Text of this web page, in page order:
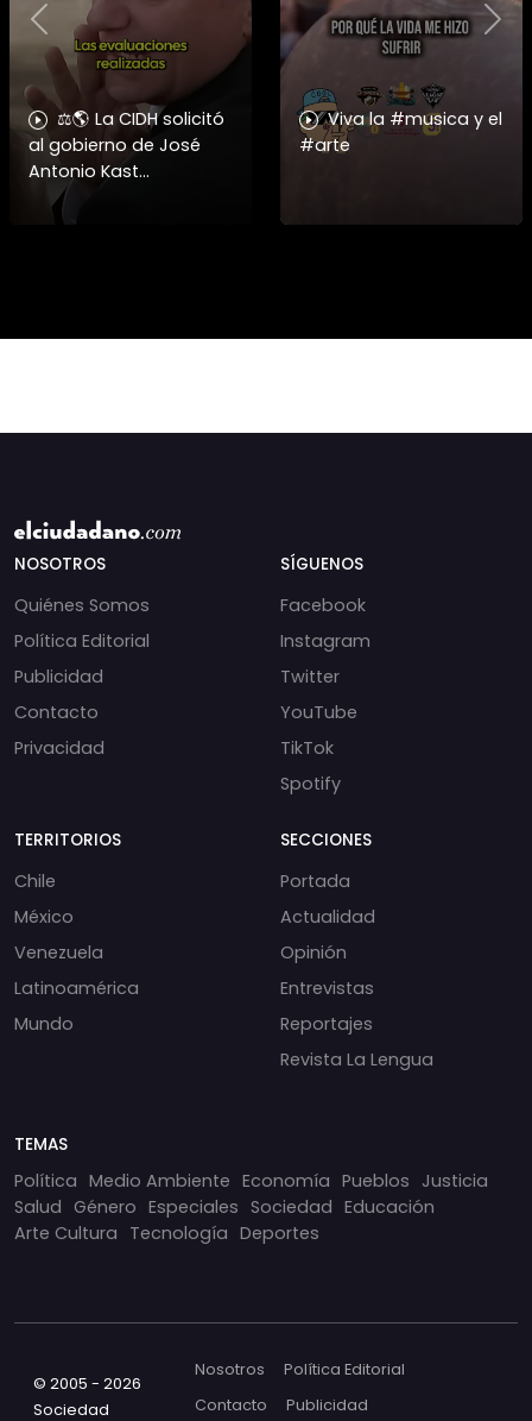
⚖️🌎 La CIDH solicitó
al gobierno de José
Antonio Kast
información detallada
sobre cambios
Viva la #musica y el
#arte
Previous
NOSOTROS
Quiénes Somos
Política Editorial
Publicidad
Contacto
Privacidad
SÍGUENOS
Facebook
Instagram
Twitter
YouTube
TikTok
Spotify
TERRITORIOS
Chile
México
Venezuela
Latinoamérica
Mundo
SECCIONES
Portada
Actualidad
Opinión
Entrevistas
Reportajes
Revista La Lengua
TEMAS
Política Medio Ambiente Economía Pueblos Justicia
Salud Género Especiales Sociedad Educación
Arte Cultura Tecnología Deportes
© 2005 - 2026
Sociedad
Nosotros
Política Editorial
Contacto
Publicidad